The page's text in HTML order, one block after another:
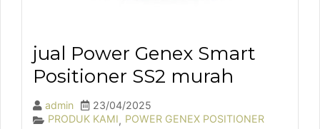
jual Power Genex Smart
Positioner SS2 murah
admin
23/04/2025
PRODUK KAMI, POWER GENEX POSITIONER